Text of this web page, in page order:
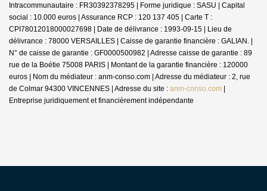
Intracommunautaire : FR30392378295 | Forme juridique : SASU | Capital
social : 10.000 euros | Assurance RCP : 120 137 405 | Carte T :
CPI78012018000027698 | Date de délivrance : 1993-09-15 | Lieu de
délivrance : 78000 VERSAILLES | Caisse de garantie financière : GALIAN. |
N° de caisse de garantie : GF0000500982 | Adresse caisse de garantie : 89
rue de la Boétie 75008 PARIS | Montant de la garantie financière : 120000
euros | Nom du médiateur : anm-conso.com | Adresse du médiateur : 2, rue
de Colmar 94300 VINCENNES | Adresse du site : anm-conso.com |
Entreprise juridiquement et financièrement indépendante